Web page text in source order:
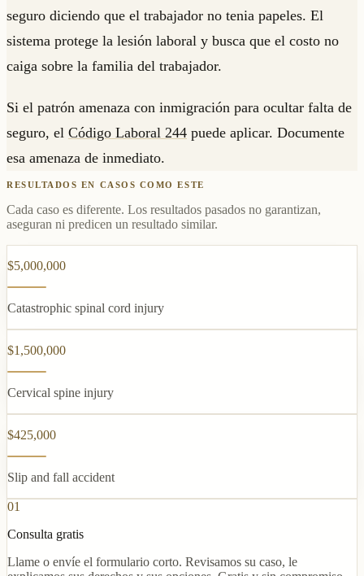
seguro diciendo que el trabajador no tenia papeles. El
sistema protege la lesión laboral y busca que el costo no
caiga sobre la familia del trabajador.
Si el patrón amenaza con inmigración para ocultar falta de
seguro, el Código Laboral 244 puede aplicar. Documente
esa amenaza de inmediato.
RESULTADOS EN CASOS COMO ESTE
Cada caso es diferente. Los resultados pasados no garantizan,
aseguran ni predicen un resultado similar.
$5,000,000
Catastrophic spinal cord injury
$1,500,000
Cervical spine injury
$425,000
Slip and fall accident
01
Consulta gratis
Llame o envíe el formulario corto. Revisamos su caso, le